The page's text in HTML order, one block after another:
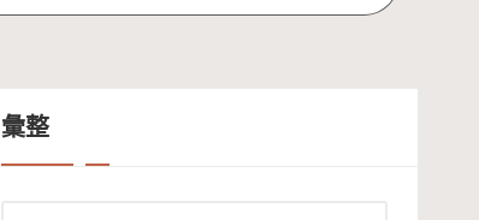
彙整